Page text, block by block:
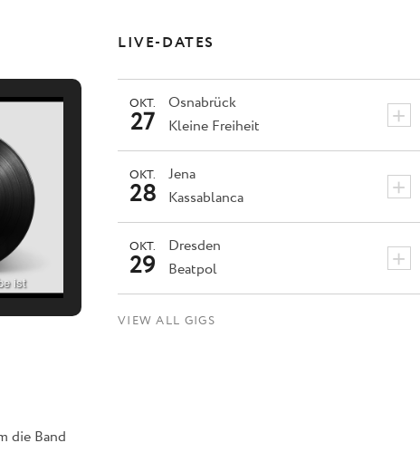
ist
LIVE-DATES
Osnabrück +
OKT.
27 Kleine Freiheit
Jena +
OKT.
28 Kassablanca
Dresden +
OKT.
29 Beatpol
VIEW ALL GIGS
die Band